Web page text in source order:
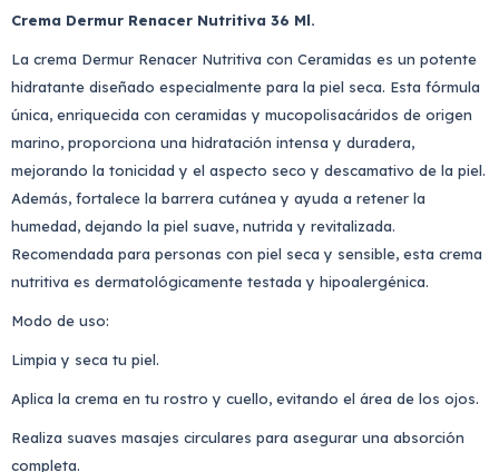
Crema Dermur Renacer Nutritiva 36 Ml.
La crema Dermur Renacer Nutritiva con Ceramidas es un potente
hidratante diseñado especialmente para la piel seca. Esta fórmula
única, enriquecida con ceramidas y mucopolisacáridos de origen
marino, proporciona una hidratación intensa y duradera,
mejorando la tonicidad y el aspecto seco y descamativo de la piel.
Además, fortalece la barrera cutánea y ayuda a retener la
humedad, dejando la piel suave, nutrida y revitalizada.
Recomendada para personas con piel seca y sensible, esta crema
nutritiva es dermatológicamente testada y hipoalergénica.
Modo de uso:
Limpia y seca tu piel.
Aplica la crema en tu rostro y cuello, evitando el área de los ojos.
Realiza suaves masajes circulares para asegurar una absorción
completa.